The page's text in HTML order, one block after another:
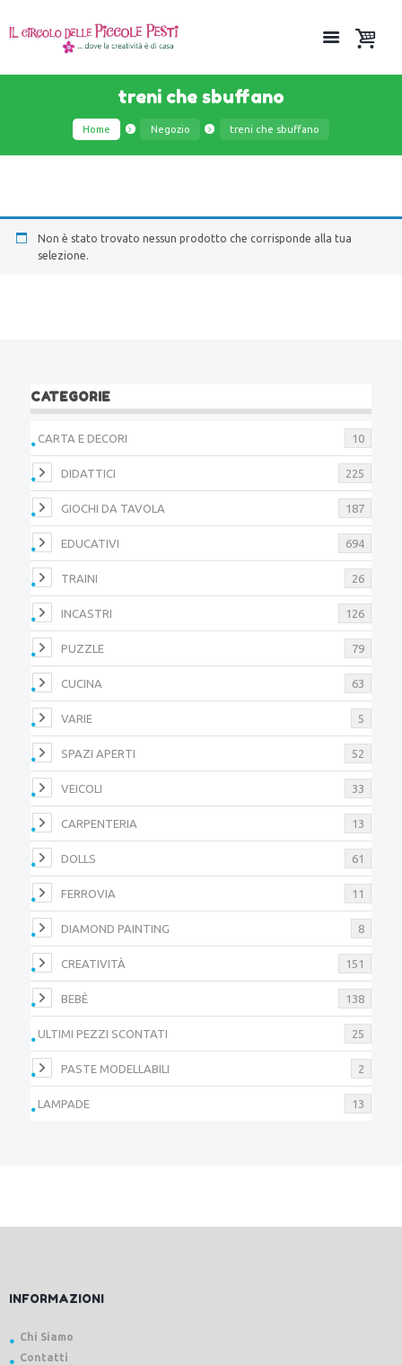
treni che sbuffano
Home Negozio treni che sbuffano
Non è stato trovato nessun prodotto che corrisponde alla tua
selezione.
CATEGORIE
CARTA E DECORI 10
DIDATTICI 225
GIOCHI DA TAVOLA 187
EDUCATIVI 694
TRAINI 26
INCASTRI 126
PUZZLE 79
CUCINA 63
VARIE 5
SPAZI APERTI 52
VEICOLI 33
CARPENTERIA 13
DOLLS 61
FERROVIA 11
DIAMOND PAINTING 8
CREATIVITÀ 151
BEBÈ 138
ULTIMI PEZZI SCONTATI 25
PASTE MODELLABILI 2
LAMPADE 13
INFORMAZIONI
Chi Siamo
Contatti